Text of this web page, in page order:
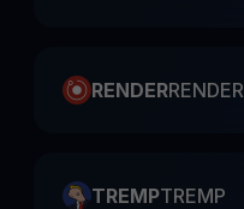
RENDERRENDER
TREMPTREMP